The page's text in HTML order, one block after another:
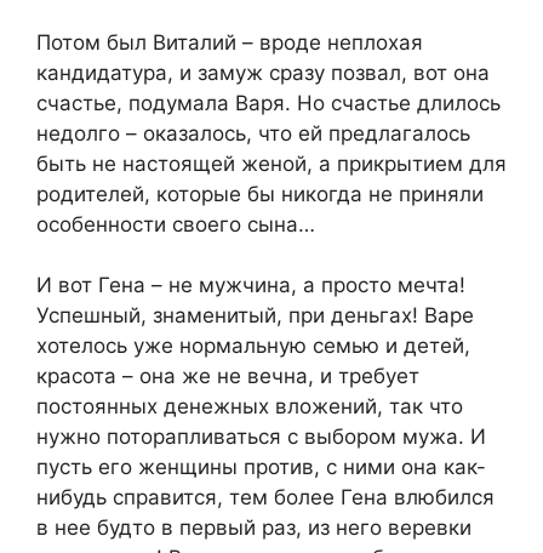
Потом был Виталий – вроде неплохая
кандидатура, и замуж сразу позвал, вот она
счастье, подумала Варя. Но счастье длилось
недолго – оказалось, что ей предлагалось
быть не настоящей женой, а прикрытием для
родителей, которые бы никогда не приняли
особенности своего сына…
И вот Гена – не мужчина, а просто мечта!
Успешный, знаменитый, при деньгах! Варе
хотелось уже нормальную семью и детей,
красота – она же не вечна, и требует
постоянных денежных вложений, так что
нужно поторапливаться с выбором мужа. И
пусть его женщины против, с ними она как-
нибудь справится, тем более Гена влюбился
в нее будто в первый раз, из него веревки